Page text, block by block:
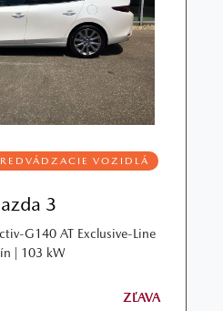
VOZIDLÁ
3
G140 AT Exclusive-Line
| 103 kW
ZĽAVA